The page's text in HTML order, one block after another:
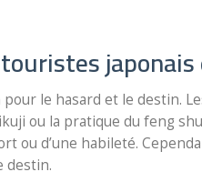
le hasard et le destin.
ou la pratique du feng
ou d’une habileté.
destin.